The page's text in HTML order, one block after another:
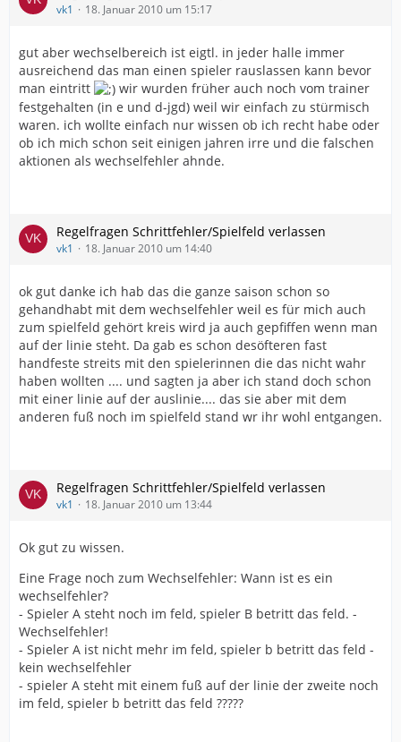
vk1 18. Januar 2010 um 15:17
gut aber wechselbereich ist eigtl. in jeder halle immer
ausreichend das man einen spieler rauslassen kann bevor
man eintritt
wir wurden früher auch noch vom trainer
festgehalten (in e und d-jgd) weil wir einfach zu stürmisch
waren. ich wollte einfach nur wissen ob ich recht habe oder
ob ich mich schon seit einigen jahren irre und die falschen
aktionen als wechselfehler ahnde.
Regelfragen Schrittfehler/Spielfeld verlassen
vk1 18. Januar 2010 um 14:40
ok gut danke ich hab das die ganze saison schon so
gehandhabt mit dem wechselfehler weil es für mich auch
zum spielfeld gehört kreis wird ja auch gepfiffen wenn man
auf der linie steht. Da gab es schon desöfteren fast
handfeste streits mit den spielerinnen die das nicht wahr
haben wollten .... und sagten ja aber ich stand doch schon
mit einer linie auf der auslinie.... das sie aber mit dem
anderen fuß noch im spielfeld stand wr ihr wohl entgangen.
Regelfragen Schrittfehler/Spielfeld verlassen
vk1 18. Januar 2010 um 13:44
Ok gut zu wissen.
Eine Frage noch zum Wechselfehler: Wann ist es ein
wechselfehler?
- Spieler A steht noch im feld, spieler B betritt das feld. -
Wechselfehler!
- Spieler A ist nicht mehr im feld, spieler b betritt das feld -
kein wechselfehler
- spieler A steht mit einem fuß auf der linie der zweite noch
im feld, spieler b betritt das feld ?????